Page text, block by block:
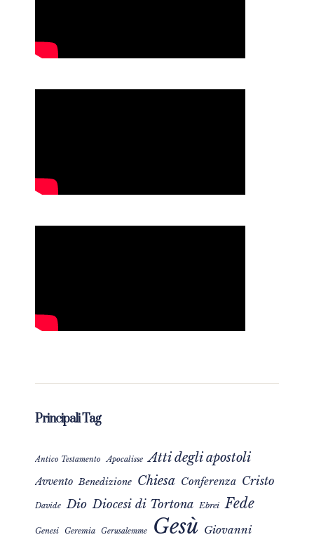
Principali Tag
Antico Testamento Apocalisse Atti degli apostoli
Avvento Benedizione Chiesa Conferenza Cristo
Davide Dio Diocesi di Tortona Ebrei Fede
Genesi Geremia Gerusalemme Gesù Giovanni